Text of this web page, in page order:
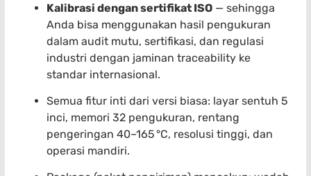
Kalibrasi dengan sertifikat ISO — sehingga
Anda bisa menggunakan hasil pengukuran
dalam audit mutu, sertifikasi, dan regulasi
industri dengan jaminan traceability ke
standar internasional.
Semua fitur inti dari versi biasa: layar sentuh 5
inci, memori 32 pengukuran, rentang
pengeringan 40–165 °C, resolusi tinggi, dan
operasi mandiri.